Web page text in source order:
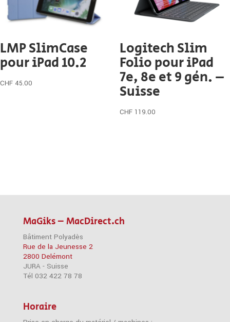
LMP SlimCase
pour iPad 10.2
CHF 45.00
Logitech Slim
Folio pour iPad
7e, 8e et 9 gén. –
Suisse
CHF 119.00
MaGiks – MacDirect.ch
Bâtiment Polyadès
Rue de la Jeunesse 2
2800 Delémont
JURA - Suisse
Tél 032 422 78 78
Horaire